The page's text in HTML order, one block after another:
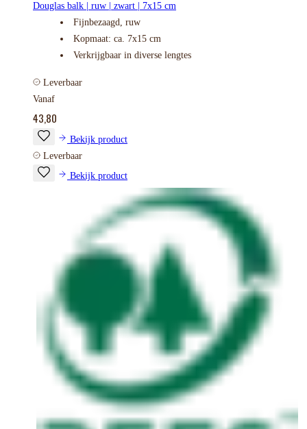
Douglas balk | ruw | zwart | 7x15 cm
Fijnbezaagd, ruw
Kopmaat: ca. 7x15 cm
Verkrijgbaar in diverse lengtes
Leverbaar
Vanaf
43,80
Bekijk product
Leverbaar
Bekijk product